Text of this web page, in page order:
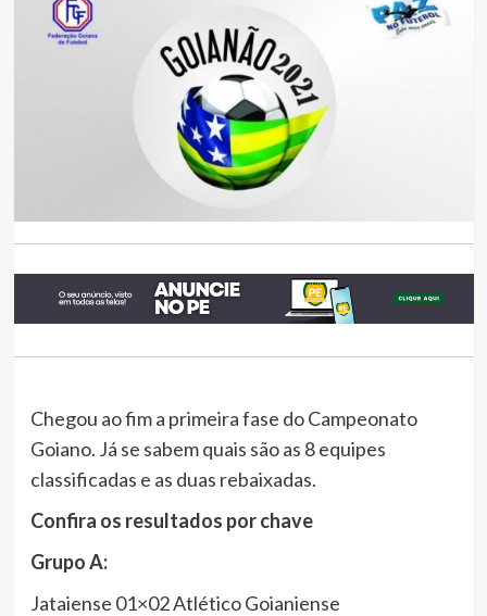
Chegou ao fim a primeira fase do Campeonato
Goiano. Já se sabem quais são as 8 equipes
classificadas e as duas rebaixadas.
Confira os resultados por chave
GrupoA:
Jataiense 01×02 Atlético Goianiense